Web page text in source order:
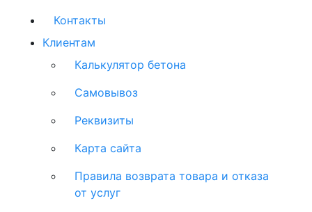
Контакты
Клиентам
Калькулятор бетона
Самовывоз
Реквизиты
Карта сайта
Правила возврата товара и отказа
от услуг